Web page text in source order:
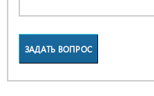
ЗАДАТЬ ВОПРОС